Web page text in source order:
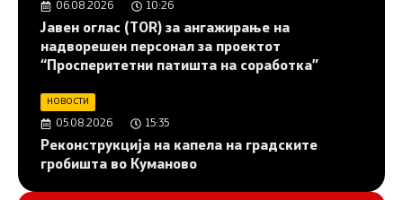
06.08.2026 10:26
Јавен оглас (ТОR) за ангажирање на
надворешен персонал за проектот
“Просперитетни патишта на соработка”
НОВОСТИ
05.08.2026 15:35
Реконструкција на капела на градските
гробишта во Куманово